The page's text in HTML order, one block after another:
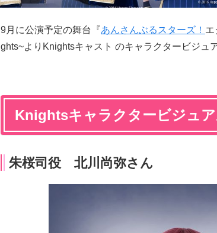
9月に公演予定の舞台『あんさんぶるスターズ！ エ
ghts~よりKnightsキャスト のキャラクタービジュ
Knightsキャラクタービジュ
朱桜司役 北川尚弥さん